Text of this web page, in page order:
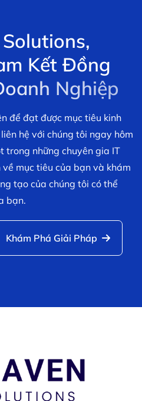
Solutions,
m Kết Đồng
oanh Nghiệp
để đạt được mục tiêu kinh
hệ với chúng tôi ngay hôm
trong những chuyên gia IT
mục tiêu của bạn và khám
tạo của chúng tôi có thể
bạn.
Khám Phá Giải Pháp